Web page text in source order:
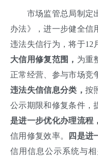
市场监管总局制定
办法》，进一步健全信
违法失信行为，将于12
大信用修复范围， 为重
正常经营、参与市场竞
违法失信信息分类， 按
公示期限和修复条件，
是进一步优化办理流程，
信用修复效率。
四是进
信用信息公示系统与